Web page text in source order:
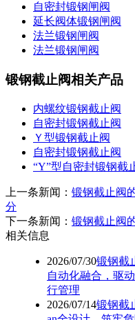
自密封锻钢闸阀
延长阀体锻钢闸阀
法兰锻钢闸阀
法兰锻钢闸阀
锻钢截止阀相关产品
内螺纹锻钢截止阀
自密封锻钢截止阀
Ｙ型锻钢截止阀
自密封锻钢截止阀
“Y”型自密封锻钢截
上一条新闻： 锻钢截止阀
分
下一条新闻： 锻钢截止阀
相关信息
2026/07/30锻钢截
自动化融合，驱
行管理
2026/07/14锻钢截